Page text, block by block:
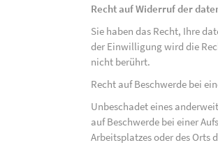
Recht auf Widerruf der
Sie haben das Recht, Ihre
der Einwilligung wird die
nicht berührt.
Recht auf Beschwerde bei
Unbeschadet eines
auf Beschwerde bei einer
Arbeitsplatzes oder des Orts